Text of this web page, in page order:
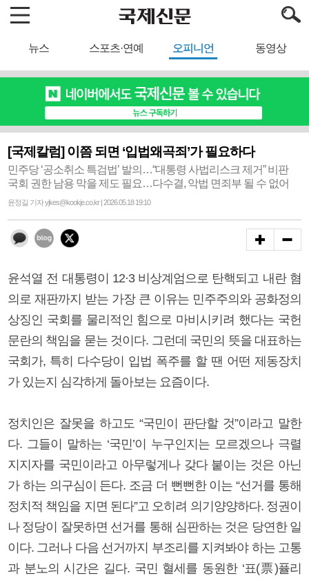
뉴스 스포츠·연예 오피니언 동영상
[국제칼럼] 이쯤 되면 ‘입법왜곡죄’가 필요하다
민주당 ‘공소취소 특검법’ 발의…“대통령 사법리스크 제거” 비판
국회 권한 남용 막을 제도 필요…다수결, 악법 면죄부 될 수 없어
윤정길 기자 yjkes@kookje.co.kr | 2026.05.18 19:10
윤석열 전 대통령이 12·3 비상계엄으로 탄핵되고 내란 혐
의로 재판까지 받는 가장 큰 이유는 민주주의와 공화정의
상징인 국회를 물리적인 힘으로 마비시키려 했다는 국헌
문란의 책임을 묻는 것이다. 그런데 국민의 뜻을 대표하는
국회가, 특히 다수당이 입법 폭주를 할 땐 어떤 제동장치
가 있는지 심각하게 돌아보는 요즘이다.
정치인은 잘못을 하고도 “국민이 판단할 것”이라고 말한
다. 그들이 말하는 ‘국민’이 누구인지는 모르겠으나 극렬
지지자를 국민이라고 아무렇게나 갖다 붙이는 것은 아닌
가 하는 의구심이 든다. 조금 더 뻔뻔한 이는 “선거를 통해
정치적 책임을 지면 된다”고 오히려 의기양양하다. 정권이
나 정당이 잘못하면 선거를 통해 심판하는 것은 당연한 일
이다. 그러나 다음 선거까지 부조리를 지켜봐야 하는 고통
과 분노의 시간은 길다. 국민 혈세를 동원한 ‘표(票)퓰리